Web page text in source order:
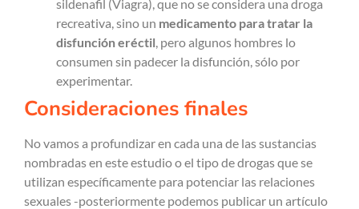
sildenafil (Viagra), que no se considera una droga
recreativa, sino un medicamento para tratar la
disfunción eréctil , pero algunos hombres lo
consumen sin padecer la disfunción, sólo por
experimentar.
Consideraciones finales
No vamos a profundizar en cada una de las sustancias
nombradas en este estudio o el tipo de drogas que se
utilizan específicamente para potenciar las relaciones
sexuales -posteriormente podemos publicar un artículo